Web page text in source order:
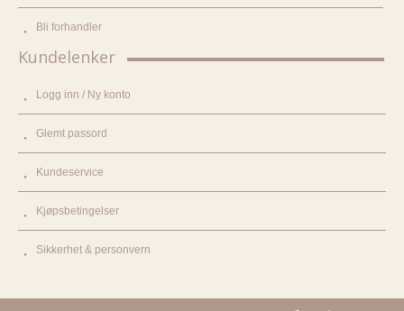
Bli forhandler
Kundelenker
Logg inn / Ny konto
Glemt passord
Kundeservice
Kjøpsbetingelser
Sikkerhet & personvern